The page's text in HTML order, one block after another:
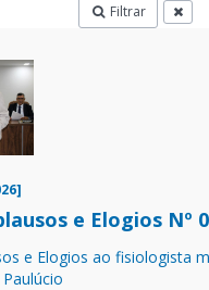
Filtrar
e Elogios Nº
e Elogios ao fisiologista